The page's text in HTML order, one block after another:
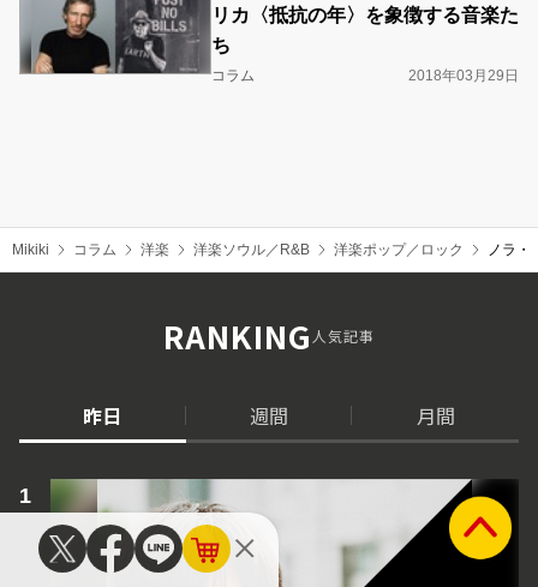
リカ〈抵抗の年〉を象徴する音楽た
ち
コラム 2018年03月29日
Mikiki コラム 洋楽 洋楽ソウル／R&B 洋楽ポップ／ロック ノラ・
RANKING人気記事
昨日 週間 月間